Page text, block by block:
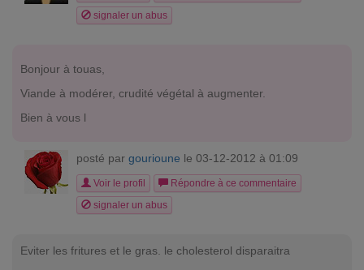
signaler un abus
Bonjour à touas,
Viande à modérer, crudité végétal à augmenter.
Bien à vous l
posté par gourioune le 03-12-2012 à 01:09
Voir le profil
Répondre à ce commentaire
signaler un abus
Eviter les fritures et le gras. le cholesterol disparaitra